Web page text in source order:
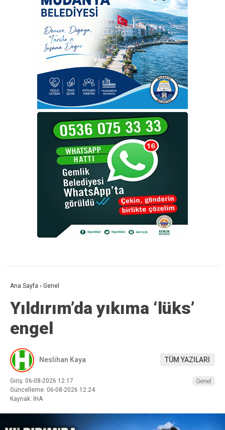
Ana Sayfa › Genel
Yıldırım’da yıkıma ‘lüks’
engel
Neslihan Kaya TÜM YAZILARI
Giriş: 06-08-2026 12:17
Güncelleme: 06-08-2026 12:24
Kaynak: İHA
Genel